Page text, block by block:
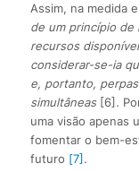
Assim, na medida
de um princípio de
recursos
considerar-se-ia
e, portanto,
simultâneas [6] .
uma visão apenas
fomentar o bem-
futuro [7] .